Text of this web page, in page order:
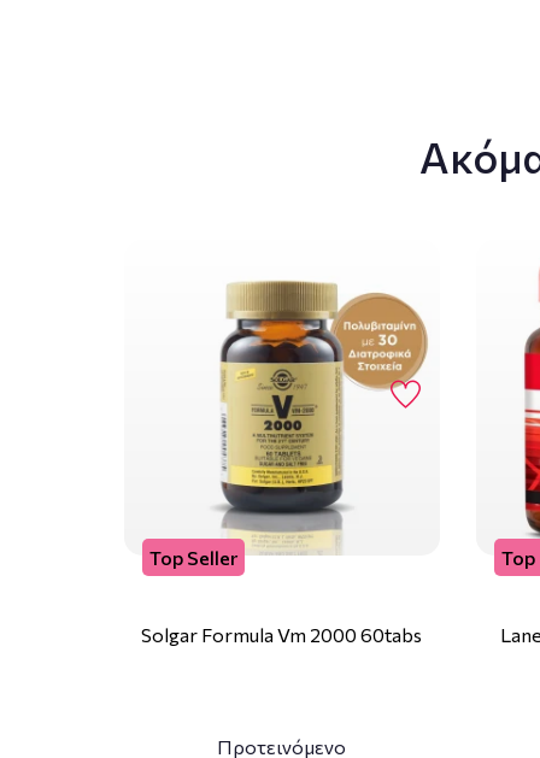
Top Seller
Solgar Formula Vm 2000 60tabs
Προτεινόμενο
Top